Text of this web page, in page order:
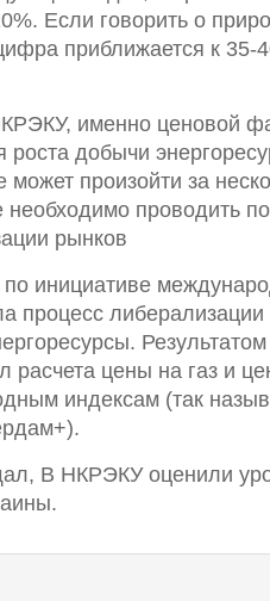
Если говорить о
приближается к
именно ценовой
добычи
произойти за
проводить
рынков
инициативе
процесс
расчета цены на газ и
индексам (так
В НКРЭКУ оценили